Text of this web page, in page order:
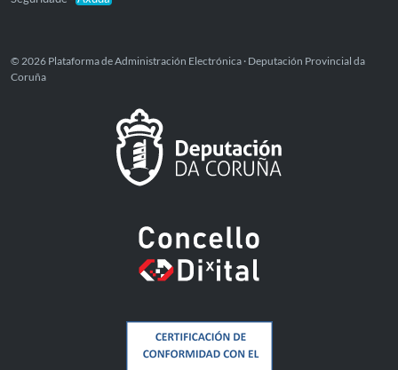
© 2026 Plataforma de Administración Electrónica · Deputación Provincial da
Coruña